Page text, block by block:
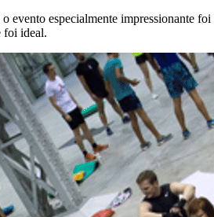
evento especialmente impressionante
foi ideal.